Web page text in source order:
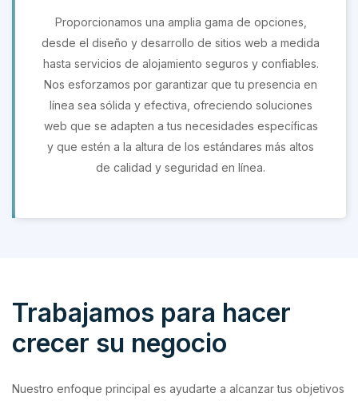
Proporcionamos una amplia gama de opciones,
desde el diseño y desarrollo de sitios web a medida
hasta servicios de alojamiento seguros y confiables.
Nos esforzamos por garantizar que tu presencia en
línea sea sólida y efectiva, ofreciendo soluciones
web que se adapten a tus necesidades específicas
y que estén a la altura de los estándares más altos
de calidad y seguridad en línea.
Trabajamos para hacer
crecer su negocio
Nuestro enfoque principal es ayudarte a alcanzar tus objetivos